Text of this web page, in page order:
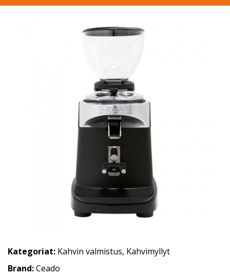
Kategoriat: Kahvin valmistus, Kahvimyllyt
Brand:Ceado